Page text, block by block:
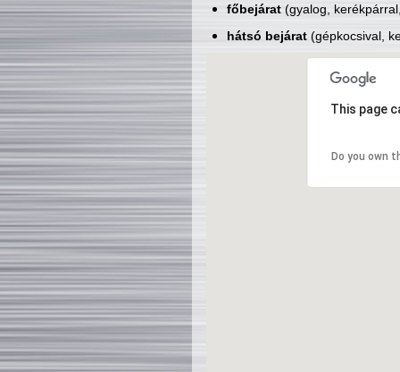
főbejárat(gyalog,
hátsó bejárat(gépkocsival,
This page
Do you own